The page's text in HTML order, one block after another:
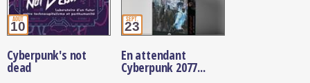
août
10
Cyberpunk's not
dead
sept.
23
En attendant
Cyberpunk 2077...